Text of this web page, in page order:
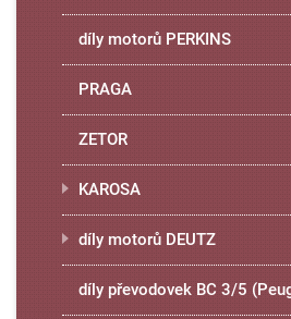
díly motorů PERKINS
PRAGA
ZETOR
KAROSA
díly motorů DEUTZ
díly převodovek BC 3/5